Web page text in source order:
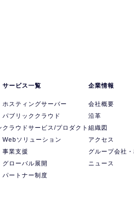
サービス一覧
ホスティングサーバー
パブリッククラウド
クラウドサービス/プロダクト
Webソリューション
事業支援
グローバル展開
パートナー制度
企業情報
会社概要
沿革
組織図
アクセス
グループ会社
ニュース